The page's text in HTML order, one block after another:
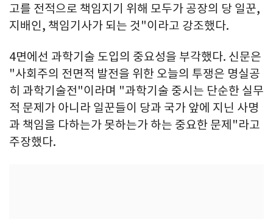
고를 전적으로 책임지기 위해 모두가 공장의 당 일꾼,
지배인, 책임기사가 되는 것"이라고 강조했다.
4면에선 과학기술 도입의 중요성을 부각했다. 신문은
"사회주의 전면적 발전을 위한 오늘의 투쟁은 명실공
히 과학기술전"이라며 "과학기술 중시는 단순한 실무
적 문제가 아니라 일꾼들이 당과 국가 앞에 지닌 사명
과 책임을 다하는가 못하는가 하는 중요한 문제"라고
주장했다.